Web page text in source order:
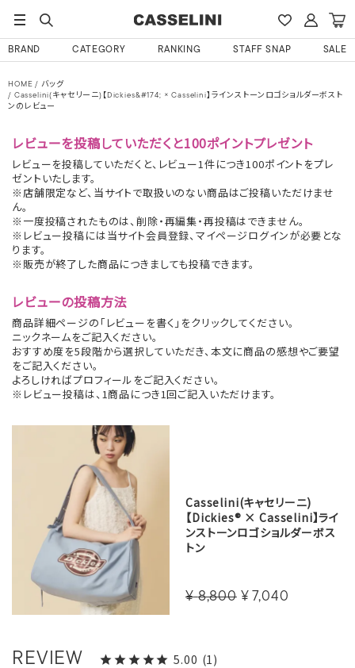
BRAND CATEGORY RANKING STAFF SNAP SALE
HOME
バッグ
Casselini(キャセリーニ)【Dickies&#174; × Casselini】ラインストーンロゴショルダーボスト
ンのレビュー
レビューを投稿していただくと100ポイントプレゼント
レビューを投稿していただくと、レビュー1件につき100ポイントをプレ
ゼントいたします。
※店舗限定など、当サイトで取扱いのない商品はご投稿いただけませ
ん。
※一度投稿されたものは、削除・再編集・再投稿はできません。
※レビュー投稿には当サイト会員登録、マイページログインが必要とな
ります。
※販売が終了した商品につきましても投稿できます。
レビューの投稿方法
商品詳細ページの「レビューを書く」をクリックしてください。
ニックネームをご記入ください。
おすすめ度を5段階から選択していただき、本文に商品の感想やご要望
をご記入ください。
よろしければプロフィールをご記入ください。
※レビュー投稿は、1商品につき1回ご記入いただけます。
Casselini(キャセリーニ)
【Dickies® × Casselini】ライ
ンストーンロゴショルダーボス
トン
¥ 8,800 ¥ 7,040
5.00 1